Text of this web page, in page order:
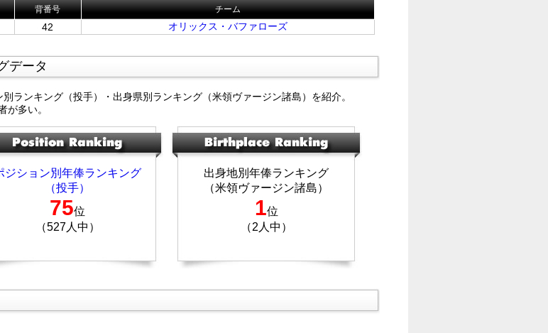
背番号 チーム
42 オリックス・バファローズ
データ
ランキング（投手）・出身県別ランキング（米領ヴァージン諸島）を紹介。
が多い。
ジション別年俸ランキング
（投手）
75位
（527人中）
出身地別年俸ランキング
（米領ヴァージン諸島）
1位
（2人中）